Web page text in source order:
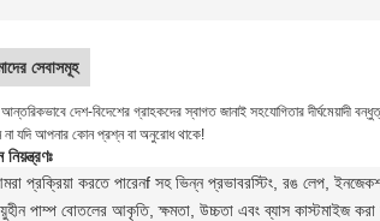
সেবাসমূহ
দেশ-বিদেশের গ্রাহকদের স্বাগত জানাই সহযোগিতার দীর্ঘমেয়াদী
না যদি আপনার কোন প্রশ্ন বা অনুরোধ থাকে!
নিয়ন্ত্রণঃ
প্রক্রিয়া করতে পারেনf সহ ভিন্ন প্রভাবরস্টিং, রঙ লেপ,
পাম্প বোতলের আকৃতি, ক্ষমতা, উচ্চতা এবং ব্যাস কাস্টমাইজ করা